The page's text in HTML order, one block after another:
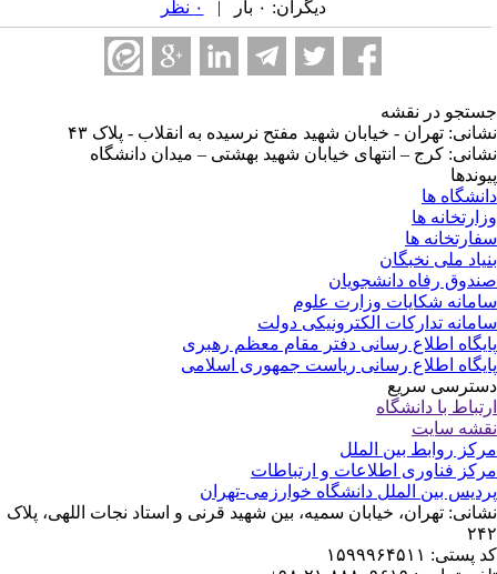
دیگران: ۰ بار |
در نقشه
تهران - خیابان شهید مفتح نرسیده به انقلاب - پلاک ۴۳
کرج – انتهای خیابان شهید بهشتی – میدان دانشگاه
ها
ها
ها
ملی نخبگان
رفاه دانشجویان
شکایات وزارت علوم
تدارکات الکترونیکی دولت
اطلاع رسانی دفتر مقام معظم رهبری
اطلاع رسانی ریاست جمهوری اسلامی
سریع
با دانشگاه
سایت
روابط بین الملل
فناوری اطلاعات و ارتباطات
بین الملل دانشگاه خوارزمی-تهران
تهران، خیابان سمیه، بین شهید قرنی و استاد نجات اللهی، پلاک
۱۵۹۹۹۶۴۵۱۱